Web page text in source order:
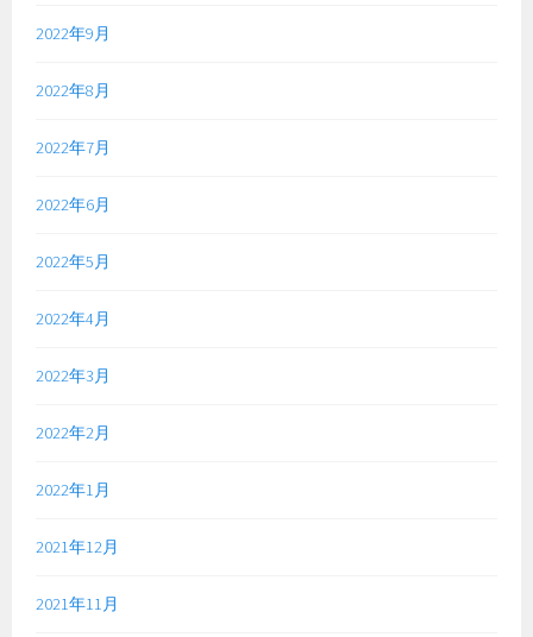
2022年9月
2022年8月
2022年7月
2022年6月
2022年5月
2022年4月
2022年3月
2022年2月
2022年1月
2021年12月
2021年11月